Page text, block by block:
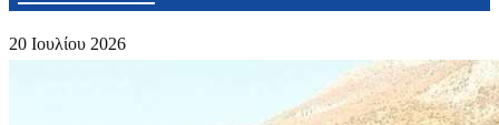
20 Ιουλίου 2026